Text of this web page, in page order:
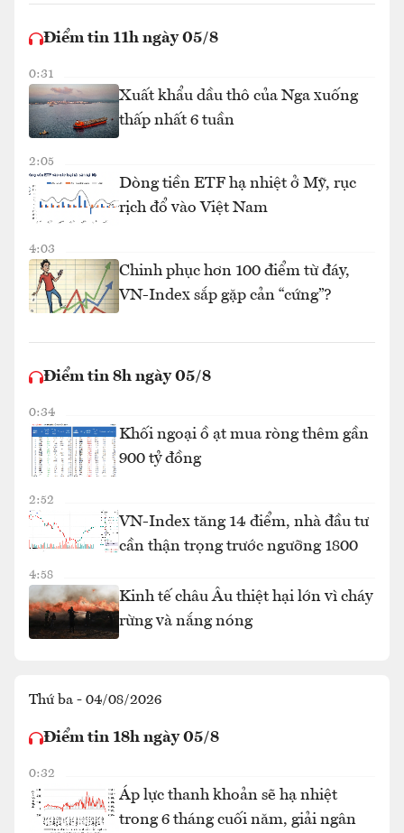
Điểm tin 11h ngày 05/8
0:31
Xuất khẩu dầu thô của Nga xuống
thấp nhất 6 tuần
2:05
Dòng tiền ETF hạ nhiệt ở Mỹ, rục
rịch đổ vào Việt Nam
4:03
Chinh phục hơn 100 điểm từ đáy,
VN-Index sắp gặp cản “cứng”?
Điểm tin 8h ngày 05/8
0:34
Khối ngoại ồ ạt mua ròng thêm gần
900 tỷ đồng
2:52
VN-Index tăng 14 điểm, nhà đầu tư
cần thận trọng trước ngưỡng 1800
4:58
Kinh tế châu Âu thiệt hại lớn vì cháy
rừng và nắng nóng
Thứ ba - 04/08/2026
Điểm tin 18h ngày 05/8
0:32
Áp lực thanh khoản sẽ hạ nhiệt
trong 6 tháng cuối năm, giải ngân